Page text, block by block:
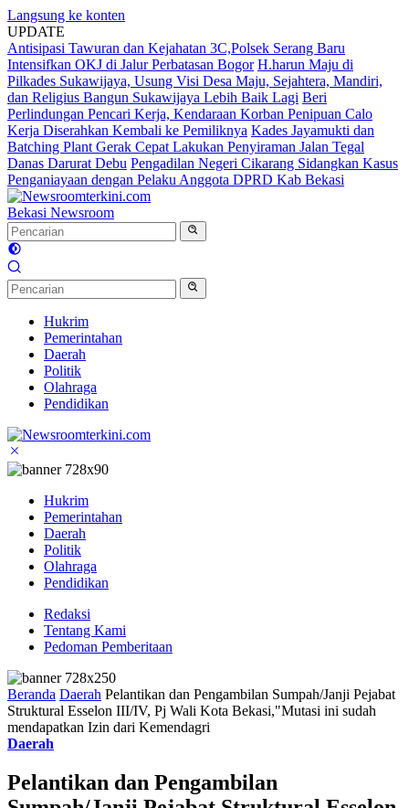
Langsung ke konten
UPDATE
Antisipasi Tawuran dan Kejahatan 3C,Polsek Serang Baru
Intensifkan OKJ di Jalur Perbatasan Bogor H.harun Maju di
Pilkades Sukawijaya, Usung Visi Desa Maju, Sejahtera, Mandiri,
dan Religius Bangun Sukawijaya Lebih Baik Lagi Beri
Perlindungan Pencari Kerja, Kendaraan Korban Penipuan Calo
Kerja Diserahkan Kembali ke Pemiliknya Kades Jayamukti dan
Batching Plant Gerak Cepat Lakukan Penyiraman Jalan Tegal
Danas Darurat Debu Pengadilan Negeri Cikarang Sidangkan Kasus
Penganiayaan dengan Pelaku Anggota DPRD Kab Bekasi
Bekasi Newsroom
Hukrim
Pemerintahan
Daerah
Politik
Olahraga
Pendidikan
Hukrim
Pemerintahan
Daerah
Politik
Olahraga
Pendidikan
Redaksi
Tentang Kami
Pedoman Pemberitaan
Beranda Daerah Pelantikan dan Pengambilan Sumpah/Janji Pejabat
Struktural Esselon III/IV, Pj Wali Kota Bekasi,"Mutasi ini sudah
mendapatkan Izin dari Kemendagri
Daerah
Pelantikan dan Pengambilan